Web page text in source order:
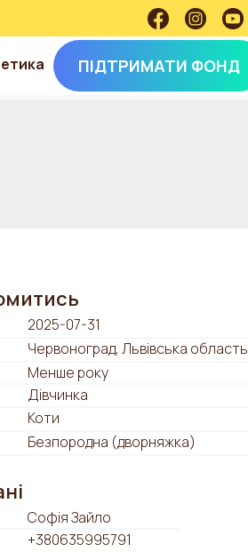
ПІДТРИМАТИ ФОНД
2025-07-31
Червоноград, Львівська область
Менше року
Дівчинка
Коти
Безпородна (дворняжка)
Софія Зайло
+380635995791